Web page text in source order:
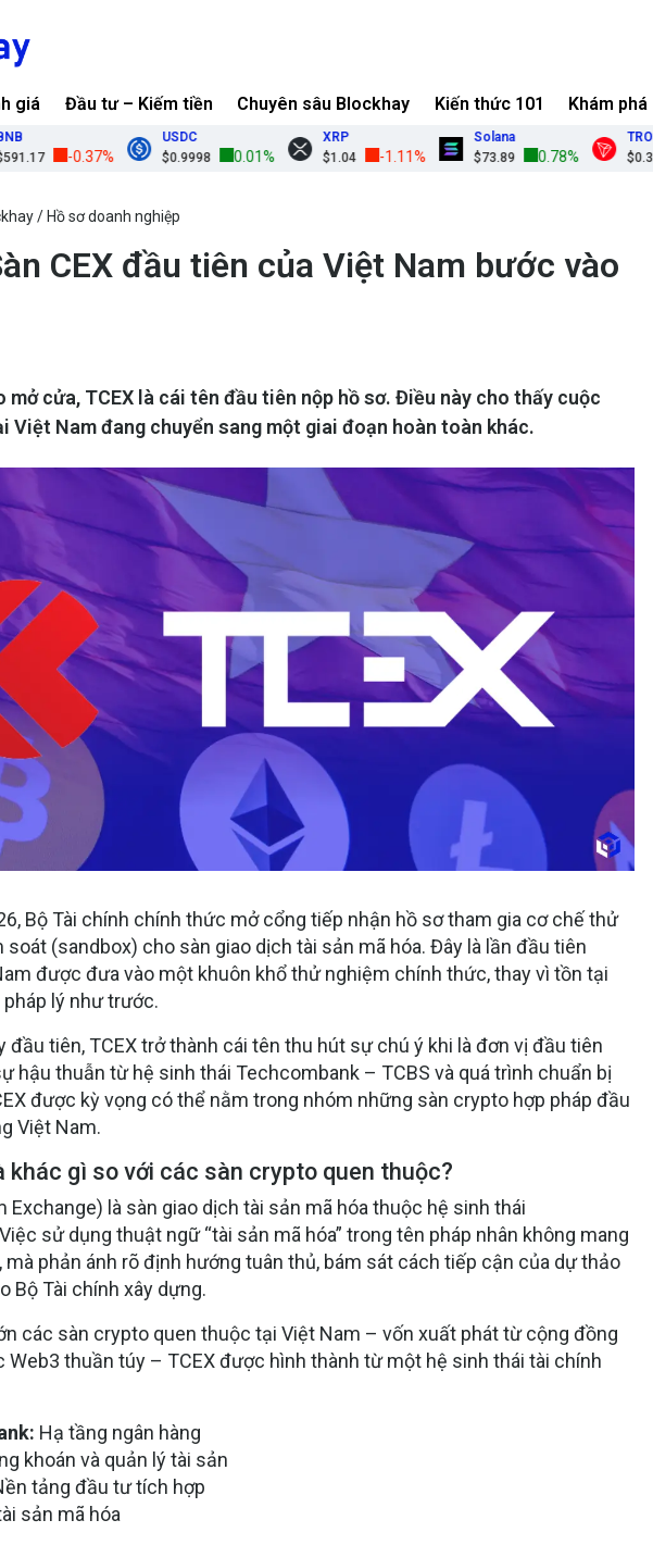
giá Đầu tư – Kiếm tiền Chuyên sâu Blockhay Kiến thức 101 Khám phá
-0.37%
USDC
$0.9998
0.01%
XRP
$1.04
-1.11%
Solana
$73.89
0.78%
TRON
$0.3277
Hồ sơ doanh nghiệp
CEX đầu tiên của Việt Nam bước vào
mở cửa, TCEX là cái tên đầu tiên nộp hồ sơ. Điều này cho thấy cuộc
Việt Nam đang chuyển sang một giai đoạn hoàn toàn khác.
Bộ Tài chính chính thức mở cổng tiếp nhận hồ sơ tham gia cơ chế thử
soát (sandbox) cho sàn giao dịch tài sản mã hóa. Đây là lần đầu tiên
được đưa vào một khuôn khổ thử nghiệm chính thức, thay vì tồn tại
lý như trước.
đầu tiên, TCEX trở thành cái tên thu hút sự chú ý khi là đơn vị đầu tiên
hậu thuẫn từ hệ sinh thái Techcombank – TCBS và quá trình chuẩn bị
được kỳ vọng có thể nằm trong nhóm những sàn crypto hợp pháp đầu
Việt Nam.
khác gì so với các sàn crypto quen thuộc?
Exchange) là sàn giao dịch tài sản mã hóa thuộc hệ sinh thái
sử dụng thuật ngữ “tài sản mã hóa” trong tên pháp nhân không mang
mà phản ánh rõ định hướng tuân thủ, bám sát cách tiếp cận của dự thảo
Bộ Tài chính xây dựng.
các sàn crypto quen thuộc tại Việt Nam – vốn xuất phát từ cộng đồng
Web3 thuần túy – TCEX được hình thành từ một hệ sinh thái tài chính
: Hạ tầng ngân hàng
khoán và quản lý tài sản
tảng đầu tư tích hợp
sản mã hóa